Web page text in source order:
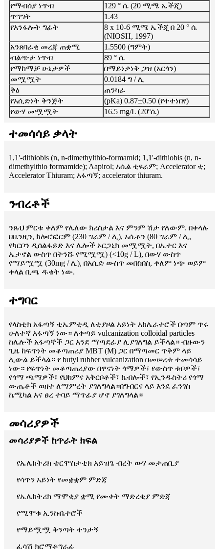
የማብሰያ ነጥብ
129 ° ሴ (20 ሚሜ ኤችጂ)
ጥግግት
1.43
የእንፋሎት ግፊት
8 x 10-6 ሚሜ ኤችጂ በ 20 ° ሴ
(NIOSH, 1997)
አንጸባራቂ መረጃ ጠቋሚ
1.5500 (ግምት)
ብልጭታ ነጥብ
89 ° ሴ
የማከማቻ ሁኔታዎች
በማይነቃነቅ ጋዝ (አርጎን)
መሟሟት
0.0184 ግ / ሊ
ቅፅ
ጠንካራ
የአሲድነት ቅንጅት
(pKa) 0.87±0.50 (የተተነበየ)
የውሃ መሟሟት
16.5 mg/L (20ºሴ)
ተመሳሳይ ቃላት
1,1'-dithiobis (n, n-dimethylthio-formamid; 1,1'-dithiobis (n, n-
dimethylthio formamide); Aapirol; አሴል ቲዩራም; Accelerator ቲ;
Accelerator Thiuram; አፋጣኝ; accelerator thiuram.
ንብረቶች
ንጹህ ምርቱ ቀለም የሌለው ክሪስታል እና ምንም ሽታ የለውም. በቀላሉ
በቤንዚን, ክሎሮፎርም (230 ግራም / ሊ), አሴቶን (80 ግራም / ሊ,
የካርቦን ዲሰልፋይድ እና ሌሎች ኦርጋኒክ መሟሟት, በኤተር እና
ኤታኖል ውስጥ በትንሹ የሚሟሟ) (<10g / L), በውሃ ውስጥ
የማይሟሟ (30mg / ሊ), በአሲድ ውስጥ መበስበስ, ቀለም ነጭ ወይም
ቀላል ቢጫ ዱቄት ነው.
ተግባር
የላስቲክ አፋጣኝ ቲኤምቲዲ ለቲያዞል አይነት አከሌራተሮች በጣም ጥሩ
ሁለተኛ አፋጣኝ ነው። ለቀጣይ vulcanization colloidal particles
ከሌሎች አፋጣኞች ጋር እንደ ማጣደፊያ ሊያገለግል ይችላል። ብዙውን
ጊዜ ከፍጥነት መቆጣጠሪያ MBT (M) ጋር በማጣመር ጥቅም ላይ
ሊውል ይችላል። የ butyl rubber vulcanization በመሠረቱ ተመሳሳይ
ነው። የፍጥነት መቆጣጠሪያው በዋናነት ጎማዎች፣ የውስጥ ቱቦዎች፣
የጎማ ጫማዎች፣ የህክምና አቅርቦቶች፣ ኬብሎች፣ የኢንዱስትሪ የጎማ
ውጤቶች ወዘተ ለማምረት ያገለግላል።በግብርና ላይ እንደ ፈንገስ
ኬሚካል እና ፀረ ተባይ ማጥፊያ ሆኖ ያገለግላል።
መሳሪያዎች
መሳሪያዎች ከጥራት ክፍል
የኤሌክትሪክ ቴርሞስታቲክ አይዝጌ ብረት ውሃ መታጠቢያ
የሳጥን አይነት የመቋቋም ምድጃ
የኤሌክትሪክ ማሞቂያ ቋሚ የሙቀት ማድረቂያ ምድጃ
የሚሞቁ ኢንኩቤተሮች
የማይሟሟ ቅንጣት ተንታኝ
ፈሳሽ ክሮማቶግራፊ